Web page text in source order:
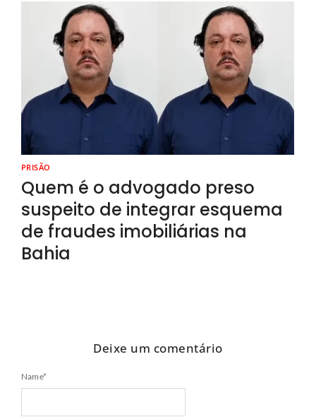
PRISÃO
Quem é o advogado preso
suspeito de integrar esquema
de fraudes imobiliárias na
Bahia
Deixe um comentário
Name*